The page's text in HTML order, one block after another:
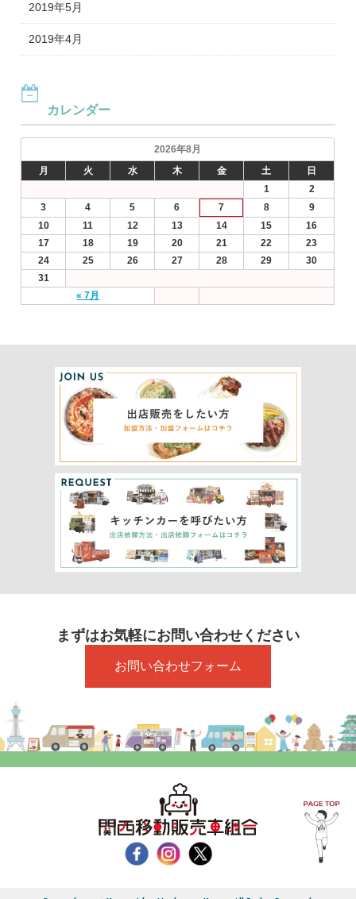
2019年5月
2019年4月
カレンダー
2026年8月
月
火 水 木 金 土 日
« 7月
1
2
3
4 5 6 7 8
9
10
11 12 13 14 15
16
17
18 19 20 21 22
23
24
25 26 27 28 29
30
31
まずはお気軽にお問い合わせください
お問い合わせフォーム